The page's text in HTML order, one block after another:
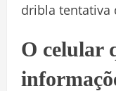
dribla tentativa
O celular